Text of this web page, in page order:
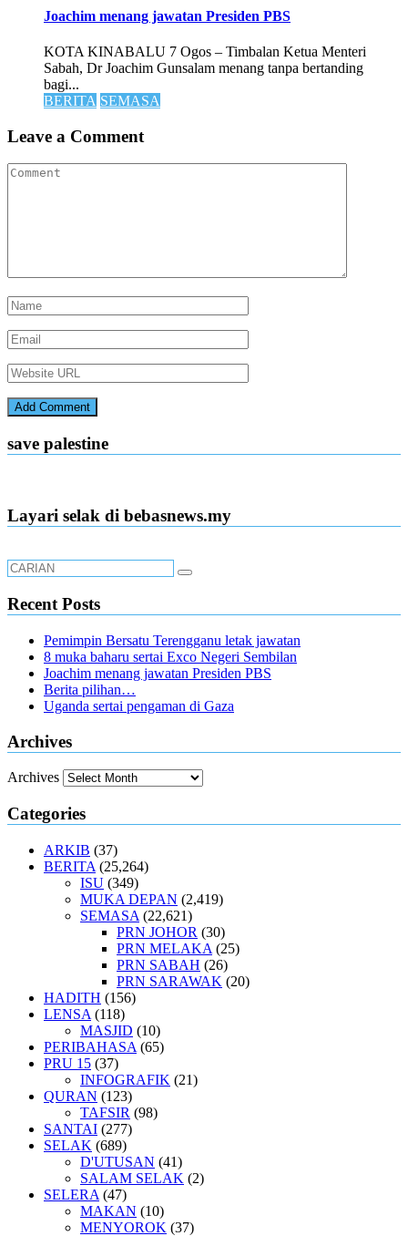
Joachim menang jawatan Presiden PBS
KOTA KINABALU 7 Ogos – Timbalan Ketua Menteri
Sabah, Dr Joachim Gunsalam menang tanpa bertanding
bagi...
BERITA SEMASA
Leave a Comment
save palestine
Layari selak di bebasnews.my
Recent Posts
Pemimpin Bersatu Terengganu letak jawatan
8 muka baharu sertai Exco Negeri Sembilan
Joachim menang jawatan Presiden PBS
Berita pilihan…
Uganda sertai pengaman di Gaza
Archives
Archives
Categories
ARKIB (37)
BERITA (25,264)
ISU (349)
MUKA DEPAN (2,419)
SEMASA (22,621)
PRN JOHOR (30)
PRN MELAKA (25)
PRN SABAH (26)
PRN SARAWAK (20)
HADITH (156)
LENSA (118)
MASJID (10)
PERIBAHASA (65)
PRU 15 (37)
INFOGRAFIK (21)
QURAN (123)
TAFSIR (98)
SANTAI (277)
SELAK (689)
D'UTUSAN (41)
SALAM SELAK (2)
SELERA (47)
MAKAN (10)
MENYOROK (37)